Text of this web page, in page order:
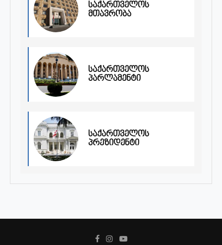
საქართველოს
მთავრობა
საქართველოს
პარლამენტი
საქართველოს
პრეზიდენტი